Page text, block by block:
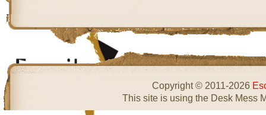
Copyright © 2011-2026
This site is using the Desk Mess